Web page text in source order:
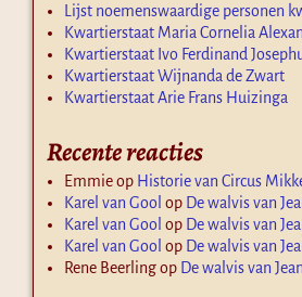
Lijst noemenswaardige personen
Kwartierstaat Maria Cornelia
Kwartierstaat Ivo Ferdinand
Kwartierstaat Wijnanda de Zwart
Kwartierstaat Arie Frans Huizinga
Recente reacties
Emmieop Historie van Circus
Karel van Gool op De walvis van
Karel van Gool op De walvis van
Karel van Gool op De walvis van
Rene Beerlingop De walvis van